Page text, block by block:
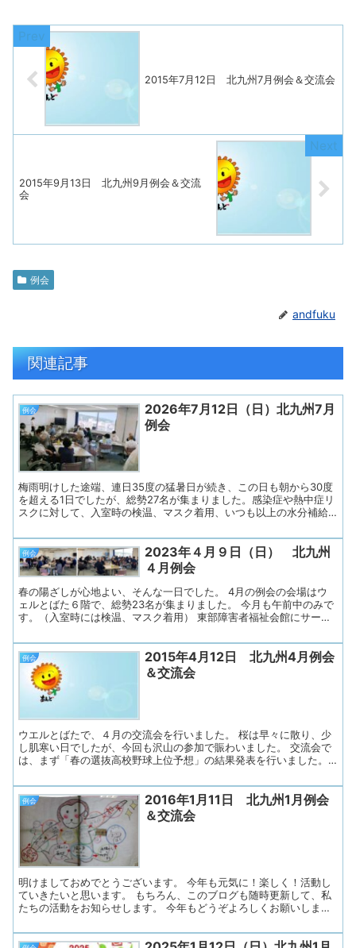
2015年7月12日 北九州7月例会＆交流会
2015年9月13日 北九州9月例会＆交流
会
例会
andfuku
関連記事
例会
2026年7月12日（日）北九州7月
例会
梅雨明けした途端、連日35度の猛暑日が続き、この日も朝から30度
を超える1日でしたが、総勢27名が集まりました。感染症や熱中症リ
スクに対して、入室時の検温、マスク着用、いつも以上の水分補給
（会長挨拶）２．あすの会諸連絡３. リラックス体操４. 近況とテー
マトーク「私の夏バテ対策」５. 歌の練習６. 連絡事項７. お便り印
刷・お渡し ◇司会はあすの会メンバーが担当し、会長さんのあいさ
つで始まりました。参加者の皆さんに「失語症当事者、同行のご家
族、会話パートナー、ボランティア、支援者、言語聴覚士」の順に
手を挙げていただき、ゆっくり確認します。名札の色で分かるよう
にしています。今月も失語意思疎通支援者1名を派遣して頂きまし
た。 ２．連絡事項1)来月以降の予...
例会
2023年４月９日（日） 北九州
４月例会
春の陽ざしが心地よい、そんな一日でした。 4月の例会の会場はウ
ェルとばた６階で、総勢23名が集まりました。 今月も午前中のみで
す。（入室時には検温、マスク着用） 東部障害者福祉会館にサーキ
１．「あすの会」総会 ２．リラックス体操 ３．近況とテーマトーク
「私の推し」 ４．きたきゅう体操 ５．お便り印刷・お渡し 今回も
あすの会メンバーの司会で始まりました。 まず、参加者の皆さんに
「失語症当事者、ご家族、研修生、会話パートナー、言語聴覚士」
の順に、 手を挙げていただき、ゆっくり確認します。名札の紐の色
で分かるようにしています。 今月からは、フェイスシールド着用は
やめて、マスクのみにしました。 ◇「あすの会」総会 決算・予算
承認 活動予定 バスハイク 11...
例会
2015年4月12日 北九州4月例会
＆交流会
ウエルとばたで、４月の交流会を行いました。 桜は早々に散り、少
し肌寒い日でしたが、今回も沢山の参加で賑わいました。 交流会で
は、まず「春の選抜高校野球上位予想」の結果発表を行いました。
校が頑張っていた」「あの試合が良かった」と盛り上がりました。
続いて、４月は花も色々咲き始めているということでグループ対抗
「お花ビンゴ」 をしました。 まずグループ(7?8人)ごとに、花の名
前を8種類挙げてカードに書きます。 それを４×４の１６マスの枠に
２箇所ずつ書きます。 最後に、袋に集めた花のカードを引いて、
縦・横・斜めのどこかに２本の線が結ばれたらビンゴ！となりま
す。 花の名は「桜」が大人気でしたが、今から見頃を迎える「藤」
や「つつじ」も出てきました。 グルー...
例会
2016年1月11日 北九州1月例会
＆交流会
明けましておめでとうございます。 今年も元気に！楽しく！活動し
ていきたいと思います。 もちろん、このブログも随時更新して、私
たちの活動をお知らせします。 今年もどうぞよろしくお願いしま
とに２組の方が初参加でした。 交流会ではまず、先月の上映会でも
ご紹介した「失語症者☆交流会紹介ムービー」を見ました。 このム